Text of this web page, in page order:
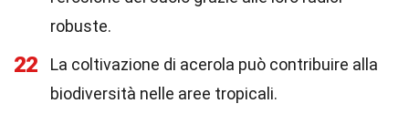
robuste.
22
La coltivazione di acerola può contribuire alla
biodiversità nelle aree tropicali.